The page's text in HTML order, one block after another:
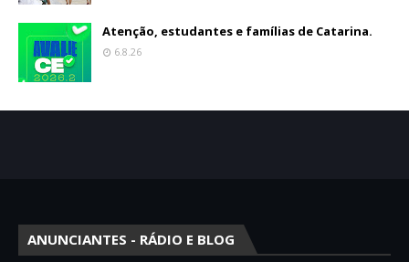
Atenção, estudantes e famílias de Catarina.
6.8.26
ANUNCIANTES - RÁDIO E BLOG